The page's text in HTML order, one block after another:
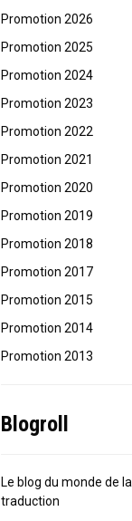
Promotion 2026
Promotion 2025
Promotion 2024
Promotion 2023
Promotion 2022
Promotion 2021
Promotion 2020
Promotion 2019
Promotion 2018
Promotion 2017
Promotion 2015
Promotion 2014
Promotion 2013
Blogroll
Le blog du monde de la
traduction